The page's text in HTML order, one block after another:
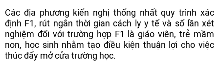
Các địa phương kiến nghị thống nhất quy trình xác
định F1, rút ngắn thời gian cách ly y tế và số lần xét
nghiệm đối với trường hợp F1 là giáo viên, trẻ mầm
non, học sinh nhằm tạo điều kiện thuận lợi cho việc
thúc đẩy mở cửa trường học.